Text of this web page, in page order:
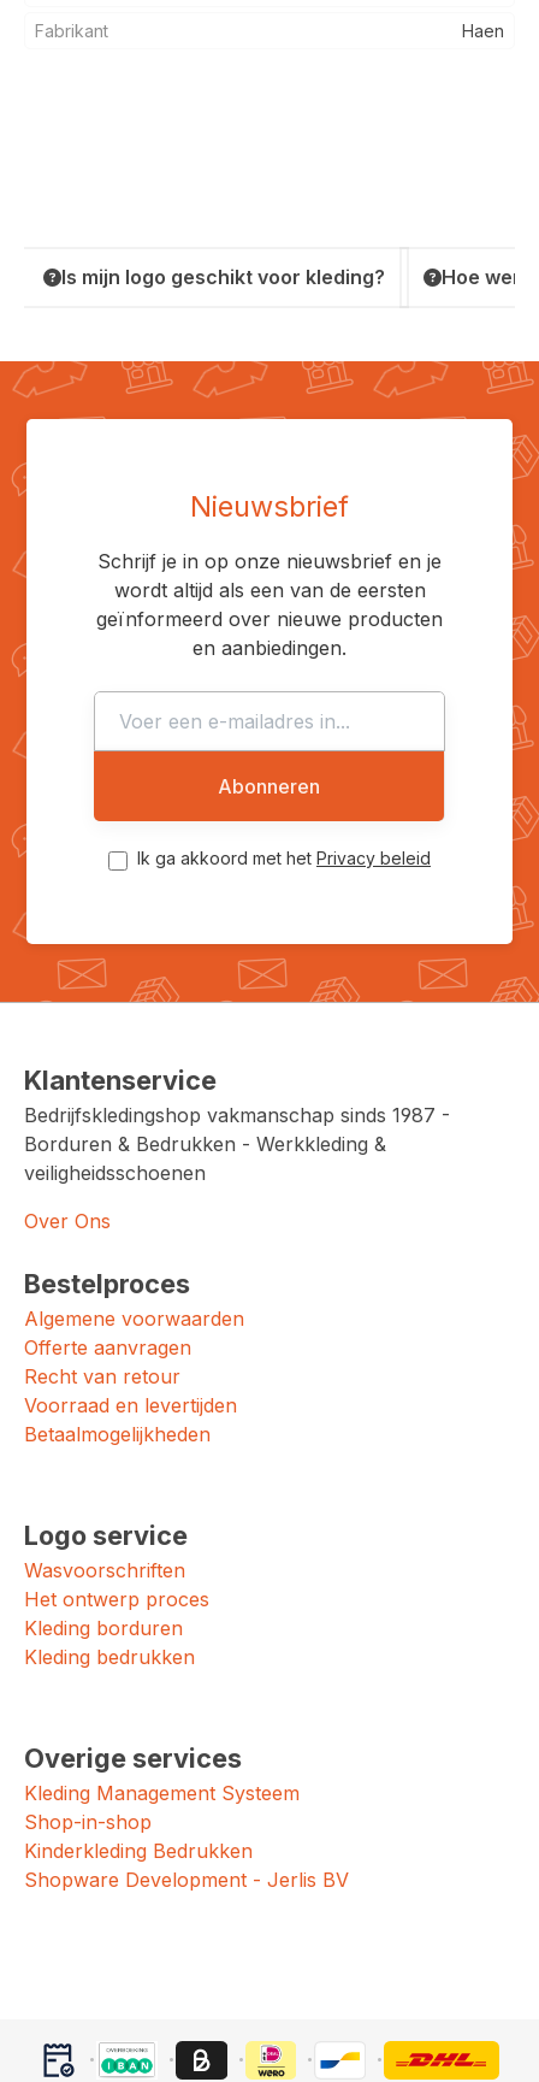
Fabrikant Haen
Is mijn logo geschikt voor kleding? Hoe
Nieuwsbrief
Schrijf je in op onze nieuwsbrief en je
wordt altijd als een van de eersten
geïnformeerd over nieuwe producten
en aanbiedingen.
Abonneren
Ik ga akkoord met het Privacy beleid
Klantenservice
Bedrijfskledingshop vakmanschap sinds 1987 -
Borduren & Bedrukken - Werkkleding &
veiligheidsschoenen
Over Ons
Bestelproces
Algemene voorwaarden
Offerte aanvragen
Recht van retour
Voorraad en levertijden
Betaalmogelijkheden
Logo service
Wasvoorschriften
Het ontwerp proces
Kleding borduren
Kleding bedrukken
Overige services
Kleding Management Systeem
Shop-in-shop
Kinderkleding Bedrukken
Shopware Development - Jerlis BV